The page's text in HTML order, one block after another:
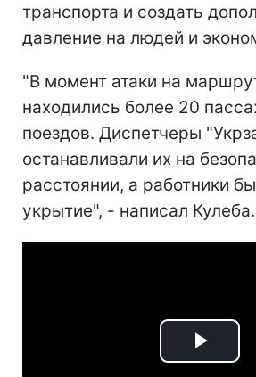
транспорта и создать
давление на людей и
"В момент атаки на
находились более 20
поездов. Диспетчеры
останавливали их на
расстоянии, а работники
укрытие", - написал Кулеба.
Play